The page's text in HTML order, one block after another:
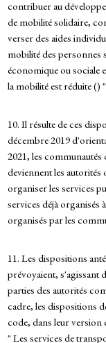
contribuer au
de mobilité solidaire,
verser des aides
mobilité des personnes
économique ou sociale
la mobilité est réduite ()
10. Il résulte de ces
décembre 2019
2021, les communautés
deviennent les
organiser les services
services déjà organisés
organisés par les
11. Les dispositions
prévoyaient, s'agissant
parties des autorités
cadre, les dispositions
code, dans leur version
" Les services de